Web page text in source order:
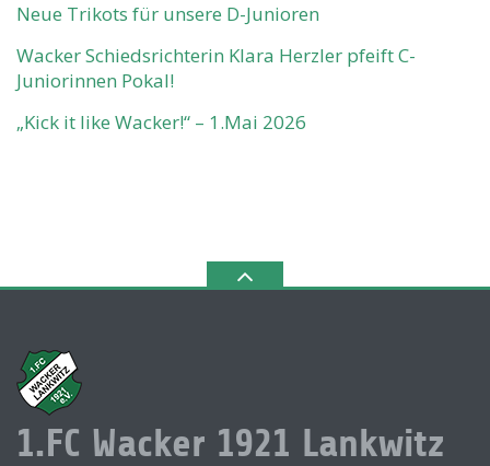
Neue Trikots für unsere D-Junioren
Wacker Schiedsrichterin Klara Herzler pfeift C-
Juniorinnen Pokal!
„Kick it like Wacker!“ – 1.Mai 2026
1.FC Wacker 1921 Lankwitz